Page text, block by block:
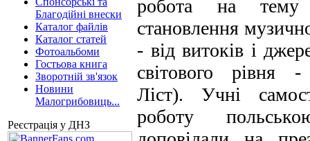
Благодійні внески
Каталог файлів
Каталог статей
Фотоальбоми
Гостьова книга
Зворотній зв'язок
Новини
Малогрибовиць...
Реєстрація у ДНЗ
робота на
становлення
- від витоків і
світового рівня
Ліст). Учні
роботу